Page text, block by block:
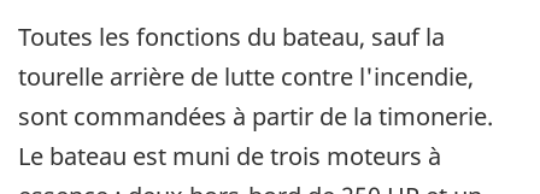
Toutes les fonctions du bateau, sauf la
tourelle arrière de lutte contre l'incendie,
sont commandées à partir de la timonerie.
Le bateau est muni de trois moteurs à